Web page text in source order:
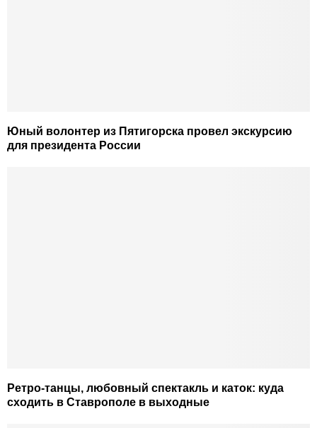
Юный волонтер из Пятигорска провел экскурсию
для президента России
Ретро-танцы, любовный спектакль и каток: куда
сходить в Ставрополе в выходные